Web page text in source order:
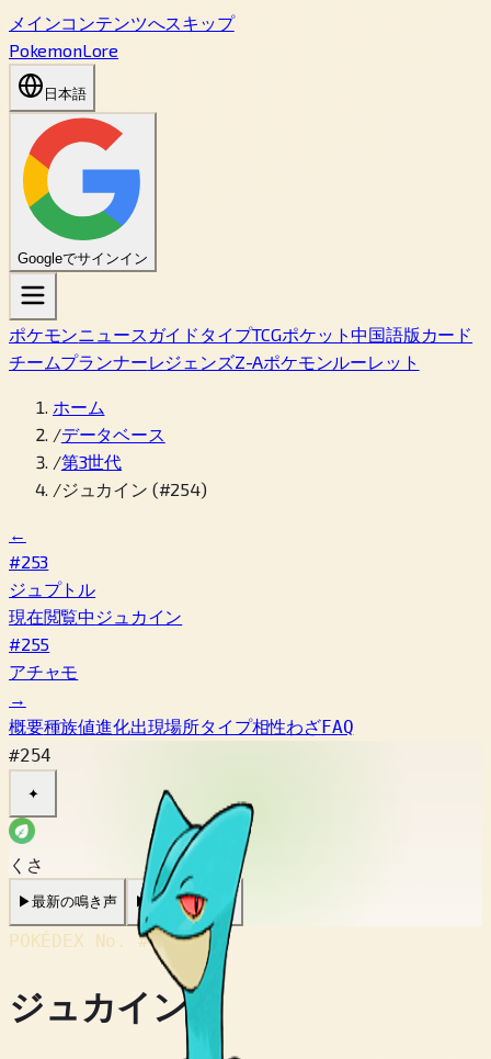
メインコンテンツへスキップ
PokemonLore
日本語
Googleでサインイン
ポケモンニュース ガイド タイプTCGポケット中国語版カード
チームプランナーレジェンズZ-Aポケモンルーレット
ホーム
/データベース
/第3世代
/ジュカイン (#254)
←
#253
ジュプトル
現在閲覧中 ジュカイン
#255
アチャモ
→
概要種族値進化出現場所タイプ相性わざFAQ
#254
✦
くさ
▶最新の鳴き声 ▶ 旧作の鳴き声
POKÉDEX No. #254
ジュカイン